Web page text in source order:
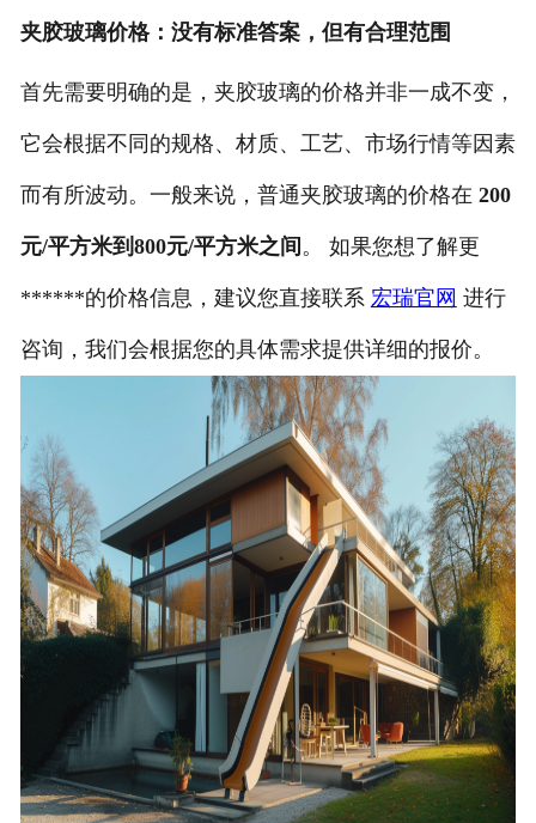
夹胶玻璃价格：没有标准答案，但有合理范围
首先需要明确的是，夹胶玻璃的价格并非一成不变，
它会根据不同的规格、材质、工艺、市场行情等因素
而有所波动。一般来说，普通夹胶玻璃的价格在 200
元/平方米到800元/平方米之间 。 如果您想了解更
******的价格信息，建议您直接联系 宏瑞官网 进行
咨询，我们会根据您的具体需求提供详细的报价。